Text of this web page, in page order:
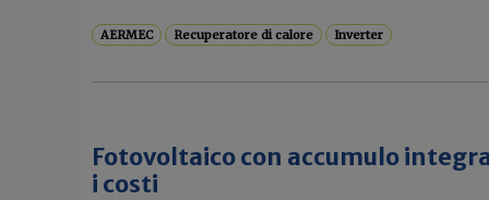
AERMEC Recuperatore di calore Inverter
Fotovoltaico con accumulo
i costi